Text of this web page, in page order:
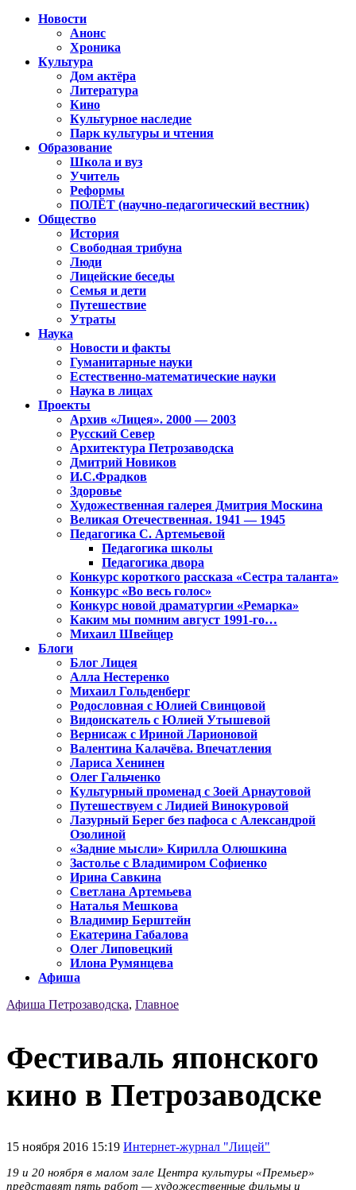
Новости
Анонс
Хроника
Культура
Дом актёра
Литература
Кино
Культурное наследие
Парк культуры и чтения
Образование
Школа и вуз
Учитель
Реформы
ПОЛЁТ (научно-педагогический вестник)
Общество
История
Свободная трибуна
Люди
Лицейские беседы
Семья и дети
Путешествие
Утраты
Наука
Новости и факты
Гуманитарные науки
Естественно-математические науки
Наука в лицах
Проекты
Архив «Лицея». 2000 — 2003
Русский Север
Архитектура Петрозаводска
Дмитрий Новиков
И.С.Фрадков
Здоровье
Художественная галерея Дмитрия Москина
Великая Отечественная. 1941 — 1945
Педагогика С. Артемьевой
Педагогика школы
Педагогика двора
Конкурс короткого рассказа «Сестра таланта»
Конкурс «Во весь голос»
Конкурс новой драматургии «Ремарка»
Каким мы помним август 1991-го…
Михаил Швейцер
Блоги
Блог Лицея
Алла Нестеренко
Михаил Гольденберг
Родословная с Юлией Свинцовой
Видоискатель с Юлией Утышевой
Вернисаж с Ириной Ларионовой
Валентина Калачёва. Впечатления
Лариса Хенинен
Олег Гальченко
Культурный променад с Зоей Арнаутовой
Путешествуем с Лидией Винокуровой
Лазурный Берег без пафоса с Александрой
Озолиной
«Задние мысли» Кирилла Олюшкина
Застолье с Владимиром Софиенко
Ирина Савкина
Светлана Артемьева
Наталья Мешкова
Владимир Берштейн
Екатерина Габалова
Олег Липовецкий
Илона Румянцева
Афиша
Афиша Петрозаводска, Главное
Фестиваль японского
кино в Петрозаводске
15 ноября 2016 15:19 Интернет-журнал "Лицей"
19 и 20 ноября в малом зале Центра культуры «Премьер»
представят пять работ — художественные фильмы и